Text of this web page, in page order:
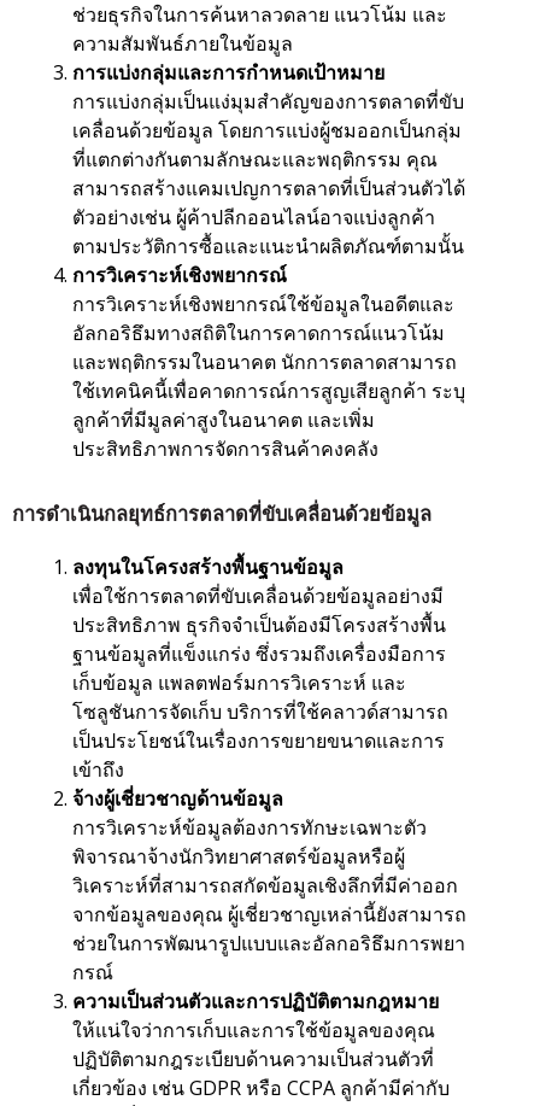
ช่วยธุรกิจในการค้นหาลวดลาย แนวโน้ม และ
ความสัมพันธ์ภายในข้อมูล
การแบ่งกลุ่มและการกำหนดเป้าหมาย
การแบ่งกลุ่มเป็นแง่มุมสำคัญของการตลาดที่ขับ
เคลื่อนด้วยข้อมูล โดยการแบ่งผู้ชมออกเป็นกลุ่ม
ที่แตกต่างกันตามลักษณะและพฤติกรรม คุณ
สามารถสร้างแคมเปญการตลาดที่เป็นส่วนตัวได้
ตัวอย่างเช่น ผู้ค้าปลีกออนไลน์อาจแบ่งลูกค้า
ตามประวัติการซื้อและแนะนำผลิตภัณฑ์ตามนั้น
การวิเคราะห์เชิงพยากรณ์
การวิเคราะห์เชิงพยากรณ์ใช้ข้อมูลในอดีตและ
อัลกอริธึมทางสถิติในการคาดการณ์แนวโน้ม
และพฤติกรรมในอนาคต นักการตลาดสามารถ
ใช้เทคนิคนี้เพื่อคาดการณ์การสูญเสียลูกค้า ระบุ
ลูกค้าที่มีมูลค่าสูงในอนาคต และเพิ่ม
ประสิทธิภาพการจัดการสินค้าคงคลัง
การดำเนินกลยุทธ์การตลาดที่ขับเคลื่อนด้วยข้อมูล
ลงทุนในโครงสร้างพื้นฐานข้อมูล
เพื่อใช้การตลาดที่ขับเคลื่อนด้วยข้อมูลอย่างมี
ประสิทธิภาพ ธุรกิจจำเป็นต้องมีโครงสร้างพื้น
ฐานข้อมูลที่แข็งแกร่ง ซึ่งรวมถึงเครื่องมือการ
เก็บข้อมูล แพลตฟอร์มการวิเคราะห์ และ
โซลูชันการจัดเก็บ บริการที่ใช้คลาวด์สามารถ
เป็นประโยชน์ในเรื่องการขยายขนาดและการ
เข้าถึง
จ้างผู้เชี่ยวชาญด้านข้อมูล
การวิเคราะห์ข้อมูลต้องการทักษะเฉพาะตัว
พิจารณาจ้างนักวิทยาศาสตร์ข้อมูลหรือผู้
วิเคราะห์ที่สามารถสกัดข้อมูลเชิงลึกที่มีค่าออก
จากข้อมูลของคุณ ผู้เชี่ยวชาญเหล่านี้ยังสามารถ
ช่วยในการพัฒนารูปแบบและอัลกอริธึมการพยา
กรณ์
ความเป็นส่วนตัวและการปฏิบัติตามกฎหมาย
ให้แน่ใจว่าการเก็บและการใช้ข้อมูลของคุณ
ปฏิบัติตามกฎระเบียบด้านความเป็นส่วนตัวที่
เกี่ยวข้อง เช่น GDPR หรือ CCPA ลูกค้ามีค่ากับ